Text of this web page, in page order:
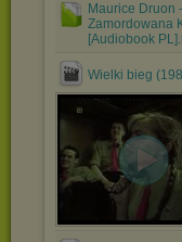
Maurice Druon
Zamordowana
[Audiobook
Wielki bieg